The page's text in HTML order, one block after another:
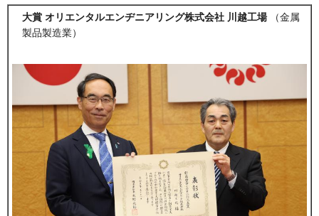
大賞 オリエンタルエンヂニアリング​​​株式会社 川越工場（金属
製品製造業）